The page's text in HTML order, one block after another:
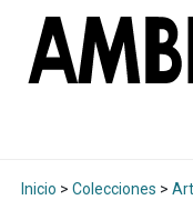
Inicio > Colecciones >